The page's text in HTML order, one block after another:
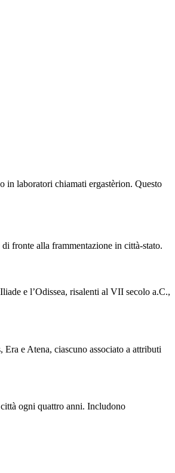
in laboratori chiamati ergastèrion. Questo
fronte alla frammentazione in città-stato.
e l’Odissea, risalenti al VII secolo a.C.,
e Atena, ciascuno associato a attributi
ogni quattro anni. Includono